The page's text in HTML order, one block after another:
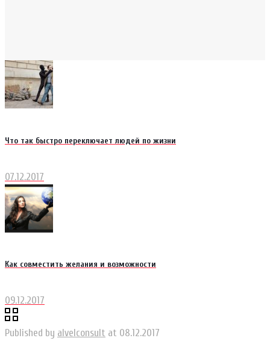
Что так быстро переключает людей по жизни
07.12.2017
Как совместить желания и возможности
09.12.2017
Published by alvelconsult at 08.12.2017